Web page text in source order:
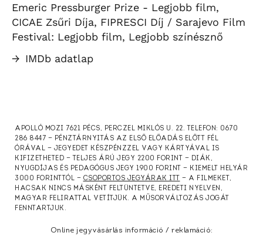
Emeric Pressburger Prize - Legjobb film,
CICAE Zsűri Díja, FIPRESCI Díj / Sarajevo Film
Festival: Legjobb film, Legjobb színésznő
→ IMDb adatlap
APOLLÓ MOZI 7621 PÉCS, PERCZEL MIKLÓS U. 22. TELEFON: 0670
286 8447 — PÉNZTÁRNYITÁS AZ ELSŐ ELŐADÁS ELŐTT FÉL
ÓRÁVAL — JEGYEDET KÉSZPÉNZZEL VAGY KÁRTYÁVAL IS
KIFIZETHETED — TELJES ÁRÚ JEGY 2200 FORINT — DIÁK,
NYUGDÍJAS ÉS PEDAGÓGUS JEGY 1900 FORINT — KIEMELT HELYÁR
3000 FORINTTÓL — CSOPORTOS JEGYÁRAK ITT
— A FILMEKET,
HACSAK NINCS MÁSKÉNT FELTÜNTETVE, EREDETI NYELVEN,
MAGYAR FELIRATTAL VETÍTJÜK. A MŰSORVÁLTOZÁS JOGÁT
FENNTARTJUK.
Online jegyvásárlás információ / reklamáció: